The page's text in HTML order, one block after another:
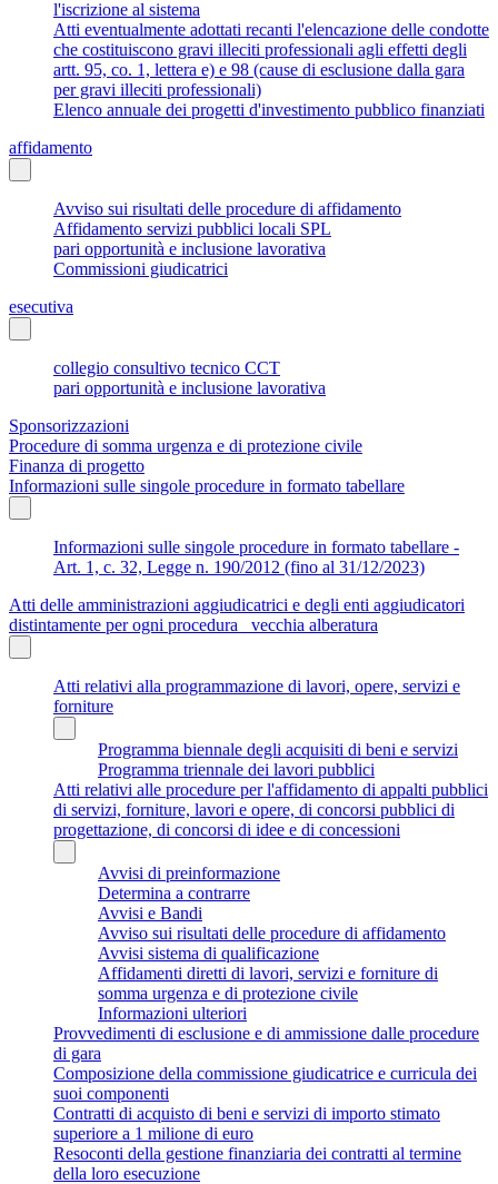
l'iscrizione al sistema
Atti eventualmente adottati recanti l'elencazione delle condotte
che costituiscono gravi illeciti professionali agli effetti degli
artt. 95, co. 1, lettera e) e 98 (cause di esclusione dalla gara
per gravi illeciti professionali)
Elenco annuale dei progetti d'investimento pubblico finanziati
affidamento
Avviso sui risultati delle procedure di affidamento
Affidamento servizi pubblici locali SPL
pari opportunità e inclusione lavorativa
Commissioni giudicatrici
esecutiva
collegio consultivo tecnico CCT
pari opportunità e inclusione lavorativa
Sponsorizzazioni
Procedure di somma urgenza e di protezione civile
Finanza di progetto
Informazioni sulle singole procedure in formato tabellare
Informazioni sulle singole procedure in formato tabellare -
Art. 1, c. 32, Legge n. 190/2012 (fino al 31/12/2023)
Atti delle amministrazioni aggiudicatrici e degli enti aggiudicatori
distintamente per ogni procedura_ vecchia alberatura
Atti relativi alla programmazione di lavori, opere, servizi e
forniture
Programma biennale degli acquisiti di beni e servizi
Programma triennale dei lavori pubblici
Atti relativi alle procedure per l'affidamento di appalti pubblici
di servizi, forniture, lavori e opere, di concorsi pubblici di
progettazione, di concorsi di idee e di concessioni
Avvisi di preinformazione
Determina a contrarre
Avvisi e Bandi
Avviso sui risultati delle procedure di affidamento
Avvisi sistema di qualificazione
Affidamenti diretti di lavori, servizi e forniture di
somma urgenza e di protezione civile
Informazioni ulteriori
Provvedimenti di esclusione e di ammissione dalle procedure
di gara
Composizione della commissione giudicatrice e curricula dei
suoi componenti
Contratti di acquisto di beni e servizi di importo stimato
superiore a 1 milione di euro
Resoconti della gestione finanziaria dei contratti al termine
della loro esecuzione